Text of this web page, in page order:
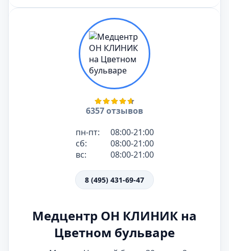
6357 отзывов
пн-пт:
08:00-21:00
сб:
08:00-21:00
вс:
08:00-21:00
8 (495) 431-69-47
Медцентр ОН КЛИНИК на
Цветном бульваре